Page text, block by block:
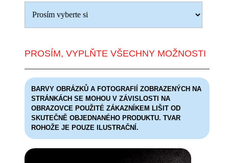
PROSÍM, VYPLŇTE VŠECHNY MOŽNOSTI
BARVY OBRÁZKŮ A FOTOGRAFIÍ ZOBRAZENÝCH NA
STRÁNKÁCH SE MOHOU V ZÁVISLOSTI NA
OBRAZOVCE POUŽITÉ ZÁKAZNÍKEM LIŠIT OD
SKUTEČNĚ OBJEDNANÉHO PRODUKTU. TVAR
ROHOŽE JE POUZE ILUSTRAČNÍ.